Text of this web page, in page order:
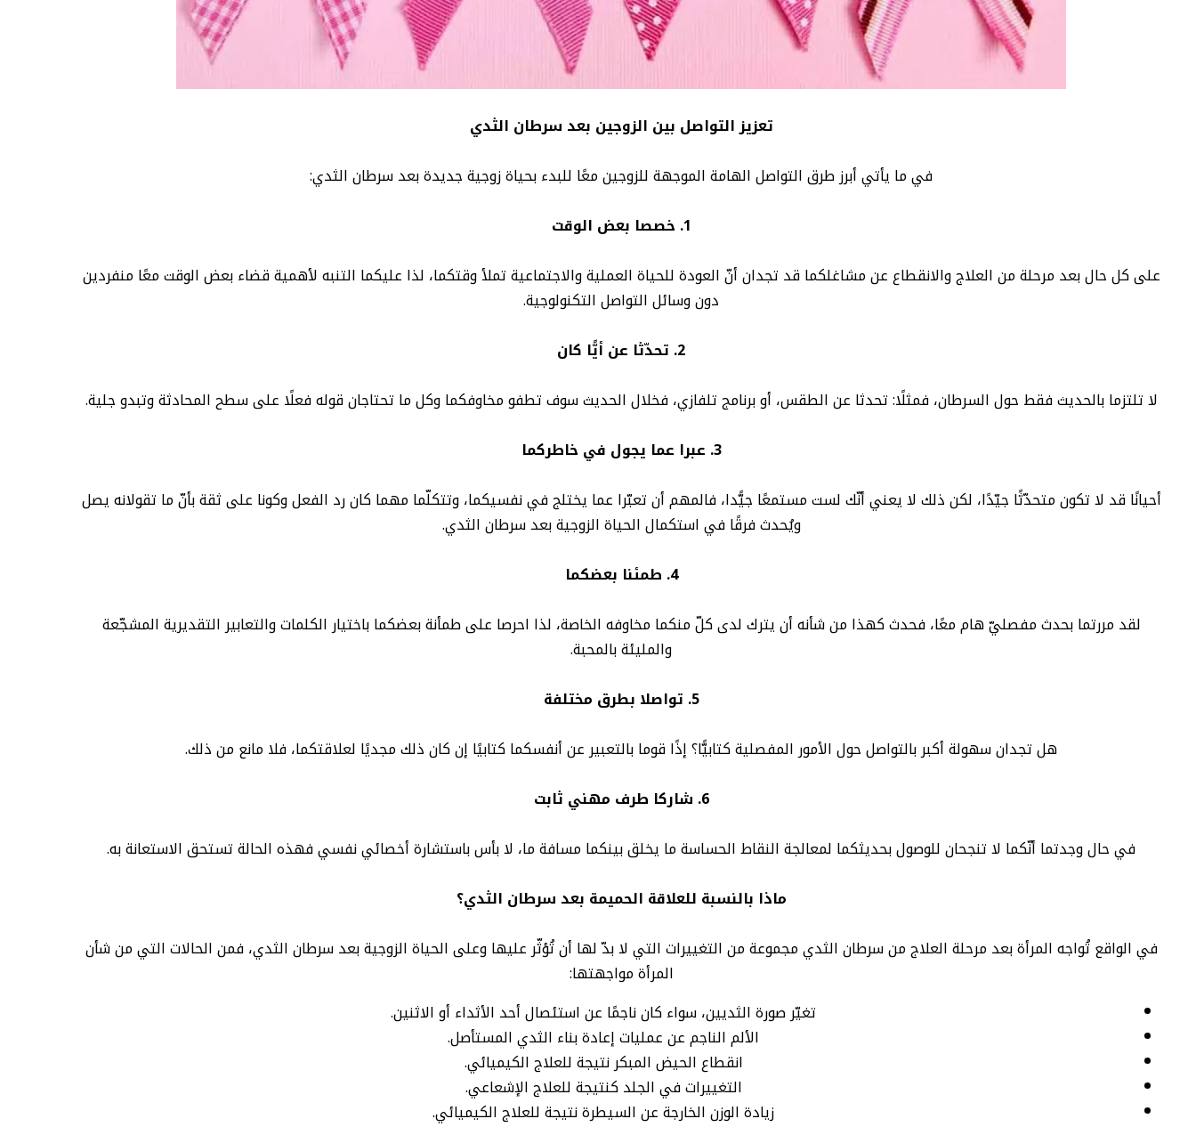
تعزيز التواصل بين الزوجين بعد سرطان الثدي
في ما يأتي أبرز طرق التواصل الهامة الموجهة للزوجين معًا للبدء بحياة زوجية جديدة بعد سرطان الثدي:
1. خصصا بعض الوقت
على كل حال بعد مرحلة من العلاج والانقطاع عن مشاغلكما قد تجدان أنّ العودة للحياة العملية والاجتماعية تملأ وقتكما، لذا عليكما التنبه لأهمية قضاء بعض الوقت معًا منفردين
دون وسائل التواصل التكنولوجية.
2. تحدّثا عن أيًّا كان
لا تلتزما بالحديث فقط حول السرطان، فمثلًا: تحدثا عن الطقس، أو برنامج تلفازي، فخلال الحديث سوف تطفو مخاوفكما وكل ما تحتاجان قوله فعلًا على سطح المحادثة وتبدو جلية.
3. عبرا عما يجول في خاطركما
أحيانًا قد لا تكون متحدّثًا جيّدًا، لكن ذلك لا يعني أنّك لست مستمعًا جيًّدا، فالمهم أن تعبّرا عما يختلج في نفسيكما، وتتكلّما مهما كان رد الفعل وكونا على ثقة بأنّ ما تقولانه يصل
ويُحدث فرقًا في استكمال الحياة الزوجية بعد سرطان الثدي.
4. طمئنا بعضكما
لقد مررتما بحدث مفصليّ هام معًا، فحدث كهذا من شأنه أن يترك لدى كلّ منكما مخاوفه الخاصة، لذا احرصا على طمأنة بعضكما باختيار الكلمات والتعابير التقديرية المشجّعة
والمليئة بالمحبة.
5. تواصلا بطرق مختلفة
هل تجدان سهولة أكبر بالتواصل حول الأمور المفصلية كتابيًّا؟ إذًا قوما بالتعبير عن أنفسكما كتابيًا إن كان ذلك مجديًا لعلاقتكما، فلا مانع من ذلك.
6. شاركا طرف مهني ثابت
في حال وجدتما أنّكما لا تنجحان للوصول بحديثكما لمعالجة النقاط الحساسة ما يخلق بينكما مسافة ما، لا بأس باستشارة أخصائي نفسي فهذه الحالة تستحق الاستعانة به.
ماذا بالنسبة للعلاقة الحميمة بعد سرطان الثدي؟
في الواقع تُواجه المرأة بعد مرحلة العلاج من سرطان الثدي مجموعة من التغييرات التي لا بدّ لها أن تُؤثّر عليها وعلى الحياة الزوجية بعد سرطان الثدي، فمن الحالات التي من شأن
المرأة مواجهتها:
تغيّر صورة الثديين، سواء كان ناجمًا عن استئصال أحد الأثداء أو الاثنين.
الألم الناجم عن عمليات إعادة بناء الثدي المستأصل.
انقطاع الحيض المبكر نتيجة للعلاج الكيميائي.
التغييرات في الجلد كنتيجة للعلاج الإشعاعي.
زيادة الوزن الخارجة عن السيطرة نتيجة للعلاج الكيميائي.